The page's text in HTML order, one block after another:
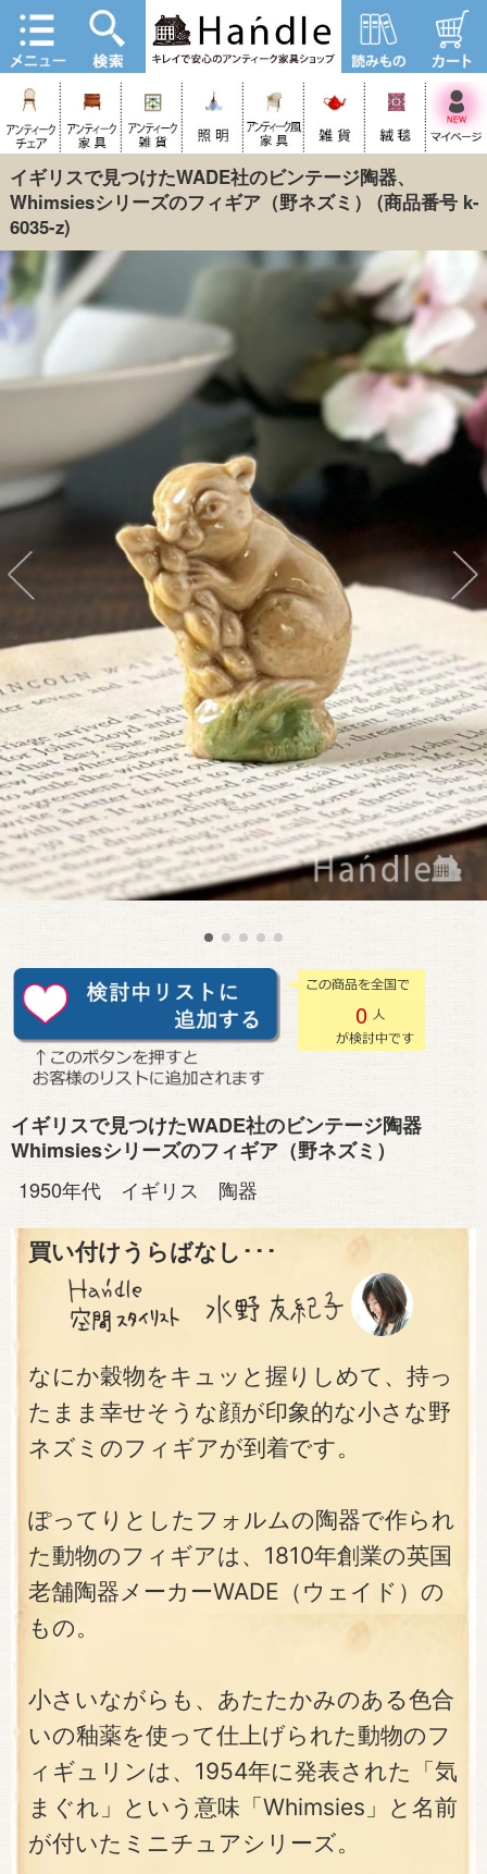
イギリスで見つけたWADE社のビンテージ陶器、
Whimsiesシリーズのフィギア（野ネズミ）
(商品番号 k-
6035-z)
0
イギリスで見つけたWADE社のビンテージ陶器
Whimsiesシリーズのフィギア（野ネズミ）
1950年代 イギリス 陶器
買い付けうらばなし･･･
なにか穀物をキュッと握りしめて、持っ
たまま幸せそうな顔が印象的な小さな野
ネズミのフィギアが到着です。
ぽってりとしたフォルムの陶器で作られ
た動物のフィギアは、1810年創業の英国
老舗陶器メーカーWADE（ウェイド）の
もの。
小さいながらも、あたたかみのある色合
いの釉薬を使って仕上げられた動物のフ
ィギュリンは、1954年に発表された「気
まぐれ」という意味「Whimsies」と名前
が付いたミニチュアシリーズ。